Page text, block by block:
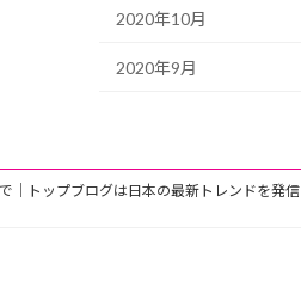
2020年10月
2020年9月
｜トップブログは日本の最新トレンドを発信